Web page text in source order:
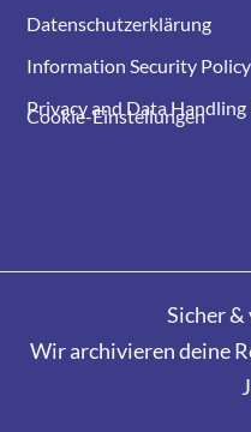
Datenschutzerklärung
Information Security Policy
Privacy and Data
Cookie-Einstellungen
Sicher
Wir archivieren deine